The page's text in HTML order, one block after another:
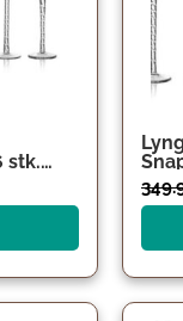
stk.